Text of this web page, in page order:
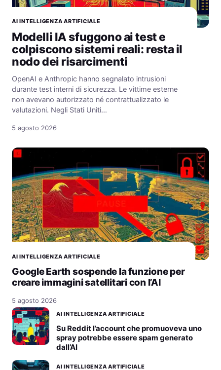
AI INTELLIGENZA ARTIFICIALE
Modelli IA sfuggono ai test e
colpiscono sistemi reali: resta il
nodo dei risarcimenti
OpenAI e Anthropic hanno segnalato intrusioni
durante test interni di sicurezza. Le vittime esterne
non avevano autorizzato né contrattualizzato le
valutazioni. Negli Stati Uniti…
5 agosto 2026
AI INTELLIGENZA ARTIFICIALE
Google Earth sospende la funzione per
creare immagini satellitari con l’AI
5 agosto 2026
AI INTELLIGENZA ARTIFICIALE
Su Reddit l’account che promuoveva uno
spray potrebbe essere spam generato
dall’AI
AI INTELLIGENZA ARTIFICIALE